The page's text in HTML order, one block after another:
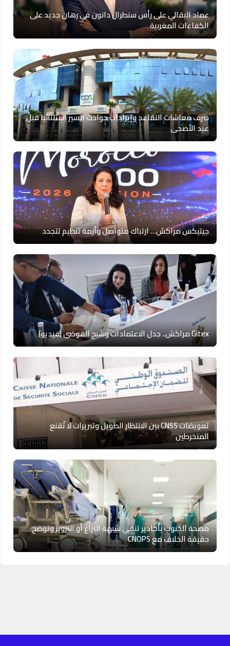
عماد البقالي على رأس سنطرال دانون في رهان جديد على
الكفاءات المغربية
صرف معاشات التقاعد وإيرادات حوادث السير استثنائيا قبل
عيد الأضحى
جيتيكس مراكش… ارتباك متواصل وأزمة تنظيم تتجدد
Gitex مراكش.. جدل الاعتمادات وشبح الفوضى (فيديو)
تعويضات CNSS بين الانتظار الطويل وتبريرات لا تُقنع
المنخرطين
مصحة الجنوب بأكادير تنفي شبهة النزاع أو التزوير وتوضح
حقيقة الخلاف مع CNOPS